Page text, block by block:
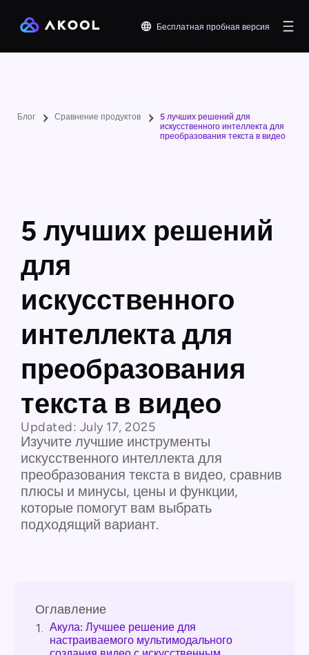
Бесплатная пробная версия
Блог Сравнение продуктов
5 лучших решений для
искусственного интеллекта для
преобразования текста в видео
5 лучших решений
для
искусственного
интеллекта для
преобразования
текста в видео
Updated: July 17, 2025
Изучите лучшие инструменты
искусственного интеллекта для
преобразования текста в видео, сравнив
плюсы и минусы, цены и функции,
которые помогут вам выбрать
подходящий вариант.
Оглавление
1. Акула: Лучшее решение для
настраиваемого мультимодального